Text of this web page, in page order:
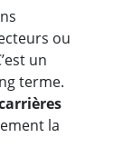
ou
un
terme.
la